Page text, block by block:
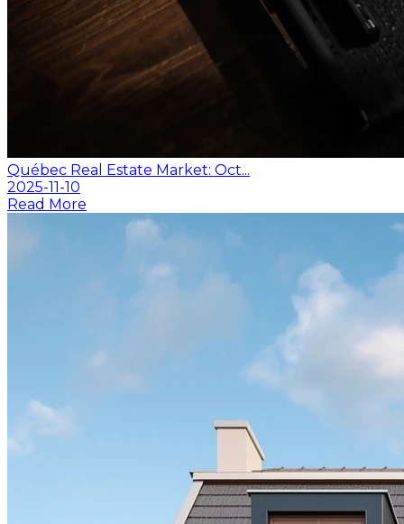
Québec Real Estate Market: Oct...
2025-11-10
Read More